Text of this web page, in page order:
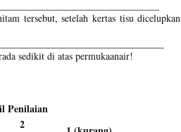
tersebut, setelah kertas tisu dicelupkan
sedikit di atas permukaanair!
Penilaian
2